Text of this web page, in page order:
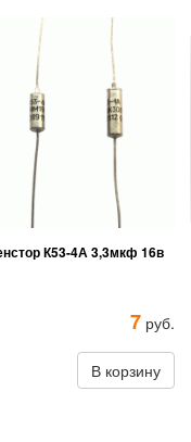
К53-4А 3,3мкф 16в
7 руб.
В корзину